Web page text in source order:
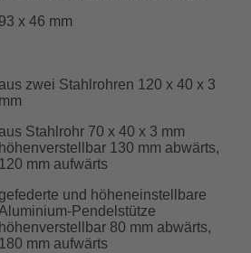
93 x 46 mm
aus zwei Stahlrohren 120 x 40 x 3
mm
aus Stahlrohr 70 x 40 x 3 mm
höhenverstellbar 130 mm abwärts,
120 mm aufwärts
gefederte und höheneinstellbare
Pendelstütze
höhenverstellbar 80 mm abwärts,
180 mm aufwärts